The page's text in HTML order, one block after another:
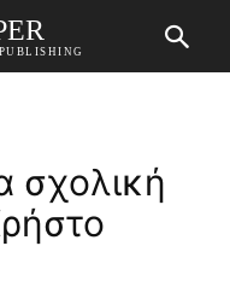
σχολική